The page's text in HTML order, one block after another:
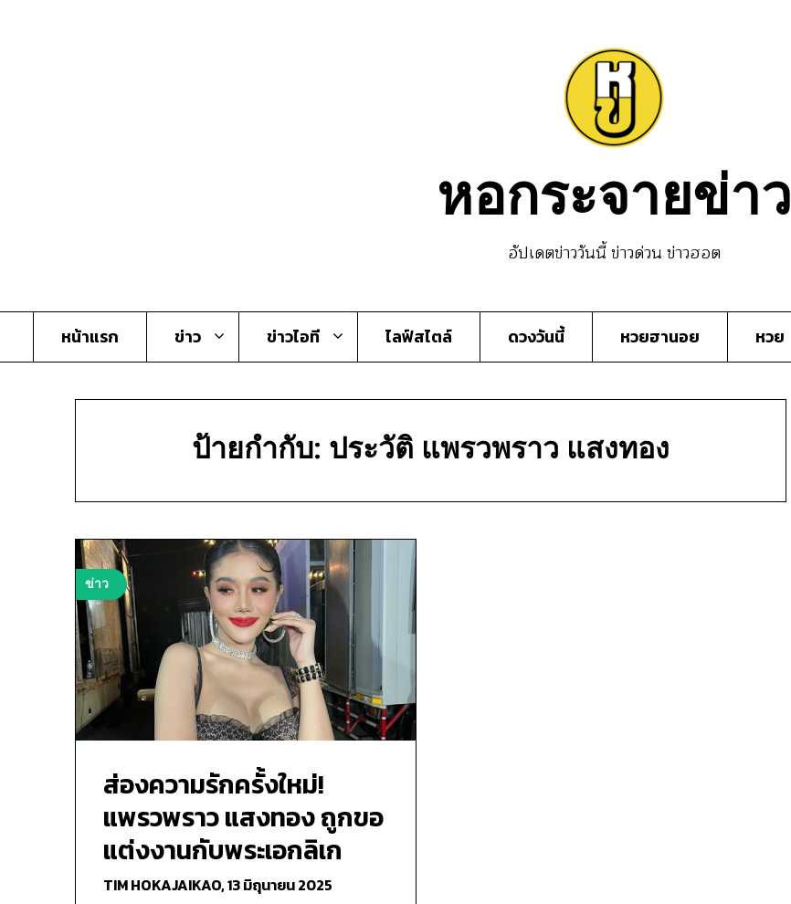
หอกระจายข่าว
อัปเดตข่าววันนี้ ข่าวด่วน ข่าวฮอต
หน้าแรก ข่าว ข่าวไอที ไลฟ์สไตล์ ดวงวันนี้ หวยฮานอย หวย
ป้ายกำกับ: ประวัติ แพรวพราว แสงทอง
ข่าว
ส่องความรักครั้งใหม่!
แพรวพราว แสงทอง ถูกขอ
แต่งงานกับพระเอกลิเก
TIM HOKAJAIKAO,13 มิถุนายน 2025